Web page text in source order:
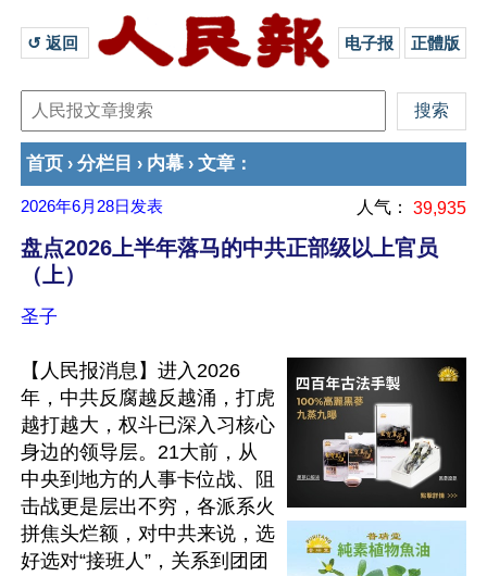
↺ 返回 电子报 正體版
首页 › 分栏目 › 内幕 › 文章 ：
2026年6月28日 发表 人气： 39,935
盘点2026上半年落马的中共正部级以上官员
（上）
圣子
【人民报消息】进入2026
年，中共反腐越反越涌，打虎
越打越大，权斗已深入习核心
身边的领导层。21大前，从
中央到地方的人事卡位战、阻
击战更是层出不穷，各派系火
拼焦头烂额，对中共来说，选
好选对“接班人”，关系到团团